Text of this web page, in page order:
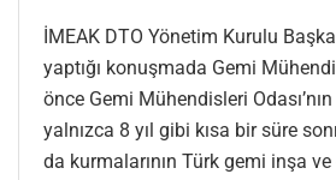
İMEAK DTO Yönetim Kurulu
yaptığı konuşmada Gemi
önce Gemi Mühendisleri
yalnızca 8 yıl gibi kısa bir süre
da kurmalarının Türk gemi inşa